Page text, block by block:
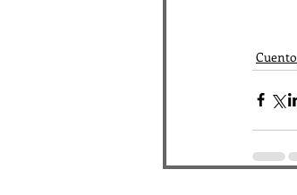
Cuento